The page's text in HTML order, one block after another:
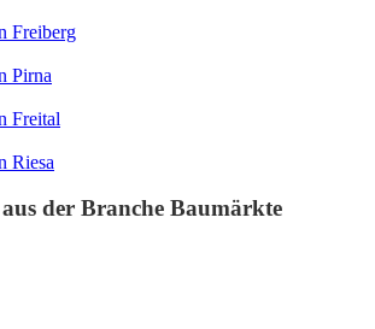
Freiberg
Pirna
Freital
Riesa
der Branche Baumärkte